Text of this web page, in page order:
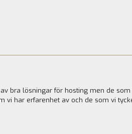
bra lösningar för hosting men de
vi har erfarenhet av och de som vi